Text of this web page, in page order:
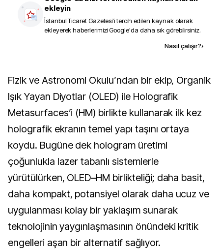
ekleyin
İstanbul Ticaret Gazetesi'i tercih edilen kaynak olarak
ekleyerek haberlerimizi Google'da daha sık görebilirsiniz.
Nasıl çalışır?›
Fizik ve Astronomi Okulu’ndan bir ekip, Organik
Işık Yayan Diyotlar (OLED) ile Holografik
Metasurfaces’i (HM) birlikte kullanarak ilk kez
holografik ekranın temel yapı taşını ortaya
koydu. Bugüne dek hologram üretimi
çoğunlukla lazer tabanlı sistemlerle
yürütülürken, OLED–HM birlikteliği; daha basit,
daha kompakt, potansiyel olarak daha ucuz ve
uygulanması kolay bir yaklaşım sunarak
teknolojinin yaygınlaşmasının önündeki kritik
engelleri aşan bir alternatif sağlıyor.